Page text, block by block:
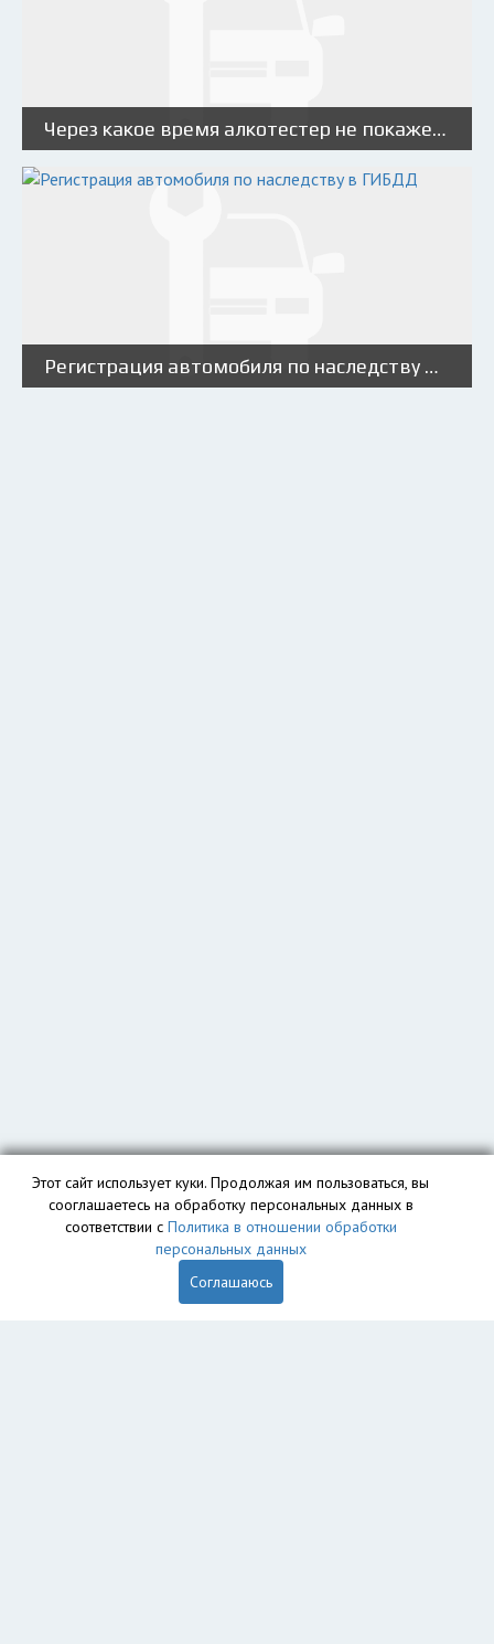
Через какое время алкотестер не покажет алкоголь?
Регистрация автомобиля по наследству в ГИБДД
Этот сайт использует куки. Продолжая им пользоваться, вы
сооглашаетесь на обработку персональных данных в
соответствии с Политика в отношении обработки
персональных данных
Соглашаюсь